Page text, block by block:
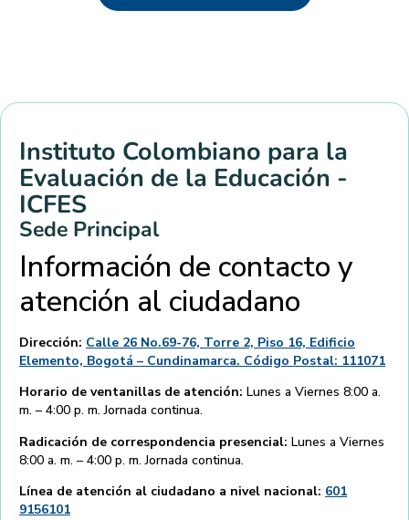
Instituto Colombiano para la
Evaluación de la Educación -
ICFES
Sede Principal
Información de contacto y
atención al ciudadano
Dirección: Calle 26 No.69-76, Torre 2, Piso 16, Edificio
Elemento, Bogotá – Cundinamarca. Código Postal: 111071
Horario de ventanillas de atención: Lunes a Viernes 8:00 a.
m. – 4:00 p. m. Jornada continua.
Radicación de correspondencia presencial: Lunes a Viernes
8:00 a. m. – 4:00 p. m. Jornada continua.
Línea de atención al ciudadano a nivel nacional: 601
9156101